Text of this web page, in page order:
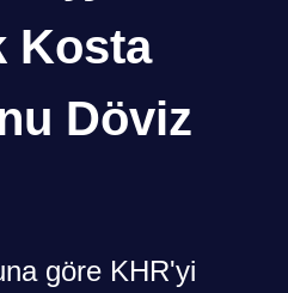
Kosta
Döviz
göre KHR'yi